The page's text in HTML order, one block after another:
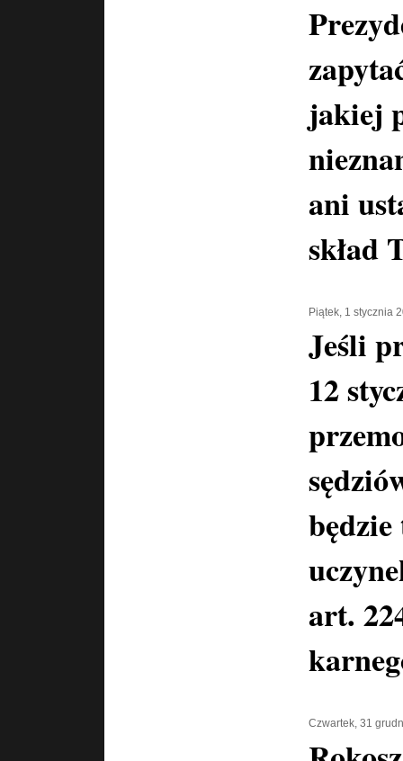
jakiej
ani
skład
Piątek, 1 stycznia
Jeśli
12
art.
Czwartek, 31